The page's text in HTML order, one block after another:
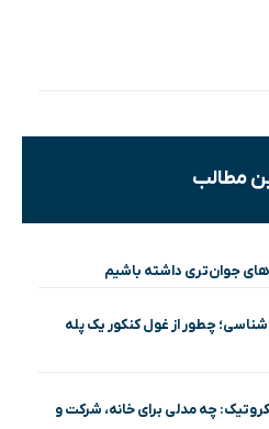
مطالب
جوان‌تری داشته باشیم
چطور از غول کنکور یک پله
چه مدلی برای خانه، شرکت و